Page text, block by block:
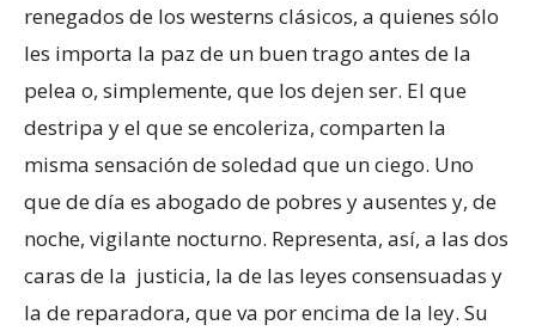
renegados de los westerns clásicos, a quienes sólo
les importa la paz de un buen trago antes de la
pelea o, simplemente, que los dejen ser. El que
destripa y el que se encoleriza, comparten la
misma sensación de soledad que un ciego. Uno
que de día es abogado de pobres y ausentes y, de
noche, vigilante nocturno. Representa, así, a las dos
caras de la justicia, la de las leyes consensuadas y
la de reparadora, que va por encima de la ley. Su